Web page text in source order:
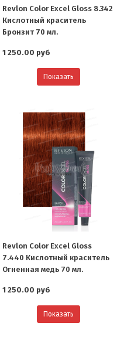
Revlon Color Excel Gloss 8.342
Кислотный краситель
Бронзит 70 мл.
1 250.00 руб
Показать
Revlon Color Excel Gloss
7.440 Кислотный краситель
Огненная медь 70 мл.
1 250.00 руб
Показать